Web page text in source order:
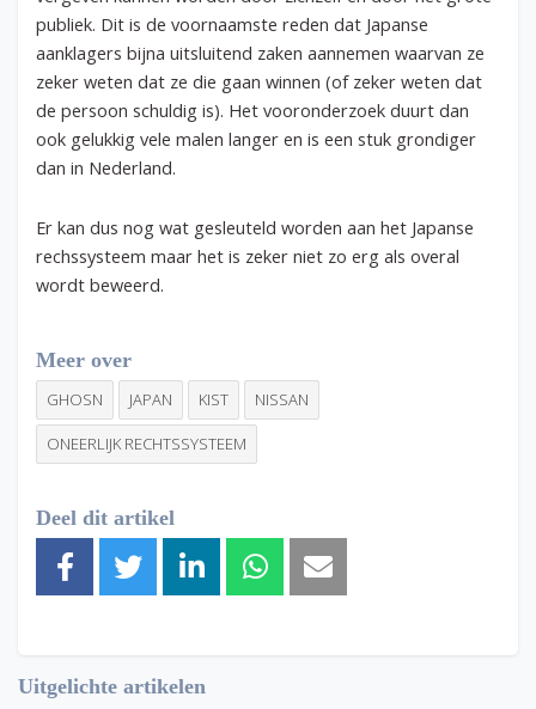
publiek. Dit is de voornaamste reden dat Japanse
aanklagers bijna uitsluitend zaken aannemen waarvan ze
zeker weten dat ze die gaan winnen (of zeker weten dat
de persoon schuldig is). Het vooronderzoek duurt dan
ook gelukkig vele malen langer en is een stuk grondiger
dan in Nederland.
Er kan dus nog wat gesleuteld worden aan het Japanse
rechssysteem maar het is zeker niet zo erg als overal
wordt beweerd.
Meer over
GHOSN JAPAN KIST NISSAN
ONEERLIJK RECHTSSYSTEEM
Deel dit artikel
Uitgelichte artikelen